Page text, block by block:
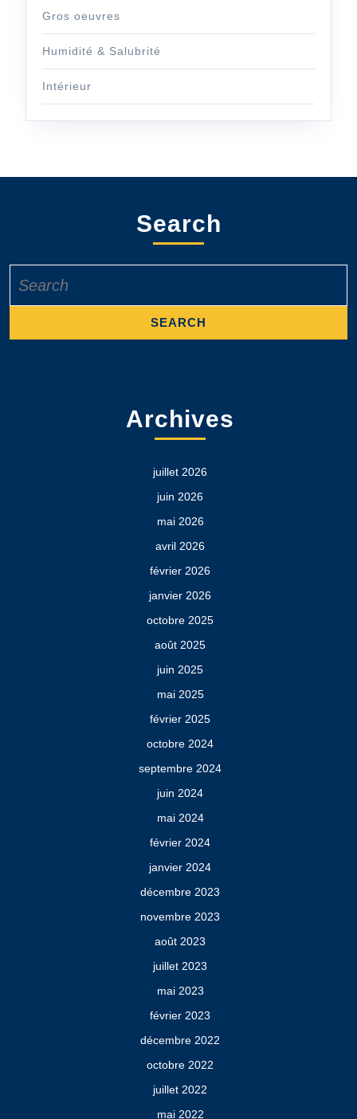
Gros oeuvres
Humidité & Salubrité
Intérieur
Search
for:
Archives
juillet 2026
juin 2026
mai 2026
avril 2026
février 2026
janvier 2026
octobre 2025
août 2025
juin 2025
mai 2025
février 2025
octobre 2024
septembre 2024
juin 2024
mai 2024
février 2024
janvier 2024
décembre 2023
novembre 2023
août 2023
juillet 2023
mai 2023
février 2023
décembre 2022
octobre 2022
juillet 2022
mai 2022